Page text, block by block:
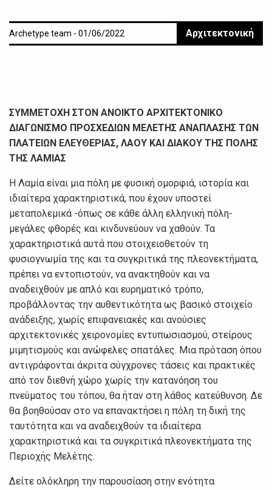
Archetype team - 01/06/2022 Αρχιτεκτονική
ΣΥΜΜΕΤΟΧΗ ΣΤΟΝ ΑΝΟΙΚΤΟ ΑΡΧΙΤΕΚΤΟΝΙΚΟ
ΔΙΑΓΩΝΙΣΜΟ ΠΡΟΣΧΕΔΙΩΝ ΜΕΛΕΤΗΣ ΑΝΑΠΛΑΣΗΣ ΤΩΝ
ΠΛΑΤΕΙΩΝ ΕΛΕΥΘΕΡΙΑΣ, ΛΑΟΥ ΚΑΙ ΔΙΑΚΟΥ ΤΗΣ ΠΟΛΗΣ
ΤΗΣ ΛΑΜΙΑΣ
Η Λαμία είναι μια πόλη με φυσική ομορφιά, ιστορία και
ιδιαίτερα χαρακτηριστικά, που έχουν υποστεί
μεταπολεμικά -όπως σε κάθε άλλη ελληνική πόλη-
μεγάλες φθορές και κινδυνεύουν να χαθούν. Τα
χαρακτηριστικά αυτά που στοιχειοθετούν τη
φυσιογνωμία της και τα συγκριτικά της πλεονεκτήματα,
πρέπει να εντοπιστούν, να ανακτηθούν και να
αναδειχθούν με απλό και ευρηματικό τρόπο,
προβάλλοντας την αυθεντικότητα ως βασικό στοιχείο
ανάδειξης, χωρίς επιφανειακές και ανούσιες
αρχιτεκτονικές χειρονομίες εντυπωσιασμού, στείρους
μιμητισμούς και ανώφελες σπατάλες. Μια πρόταση όπου
αντιγράφονται άκριτα σύγχρονες τάσεις και πρακτικές
από τον διεθνή χώρο χωρίς την κατανόηση του
πνεύματος του τόπου, θα ήταν στη λάθος κατεύθυνση. Δε
θα βοηθούσαν στο να επανακτήσει η πόλη τη δική της
ταυτότητα και να αναδειχθούν τα ιδιαίτερα
χαρακτηριστικά και τα συγκριτικά πλεονεκτήματα της
Περιοχής Μελέτης.
Δείτε ολόκληρη την παρουσίαση στην ενότητα